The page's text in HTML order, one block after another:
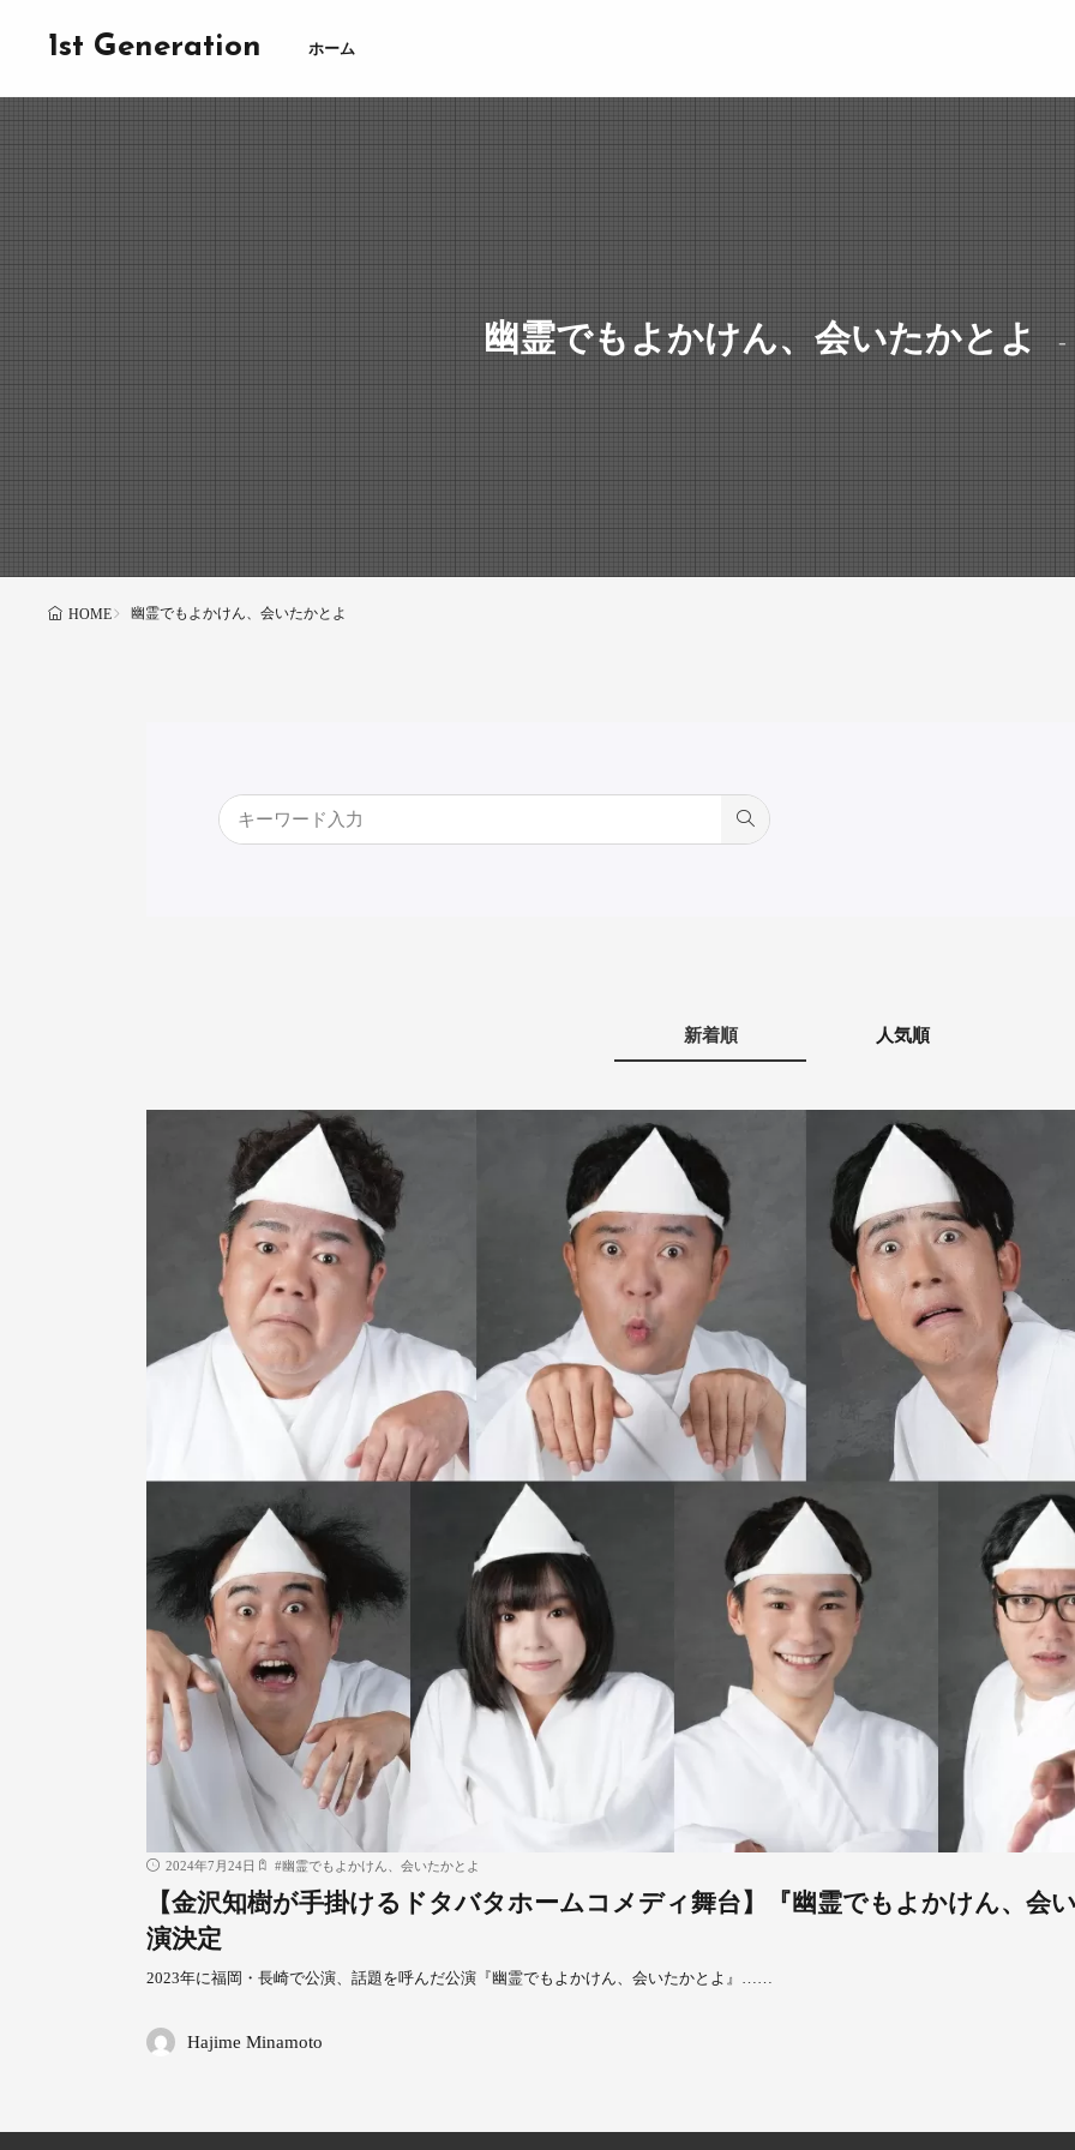
1st Generation ホーム
幽霊でもよかけん、会いたかとよ
HOME 幽霊でもよかけん、会いたかとよ
新着順 人気順
2024年7月24日 #幽霊でもよかけん、会いたかとよ
【金沢知樹が手掛けるドタバタホームコメディ舞台】『幽霊でもよかけん、会
演決定
2023年に福岡・長崎で公演、話題を呼んだ公演『幽霊でもよかけん、会いたかとよ』……
Hajime Minamoto